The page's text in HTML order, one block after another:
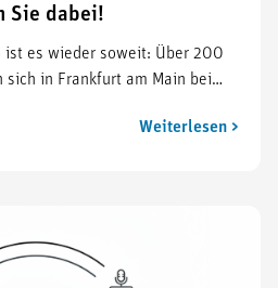
Sie dabei!
ist es wieder soweit: Über 200
sich in Frankfurt am Main bei…
Weiterlesen >